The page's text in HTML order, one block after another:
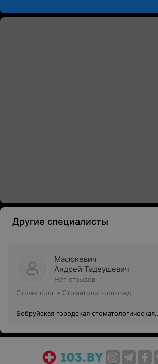
Другие специалисты
Масюкевич
Андрей Тадеушевич
Нет отзывов
Стоматолог • Стоматолог-ортопед
Бобруйская городская стоматологическая